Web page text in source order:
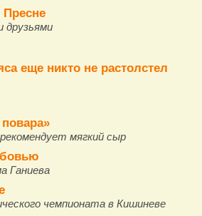
Пресне
друзьями
еще никто не растолстел
мягкий сыр
Ганиева
чемпионата в Кишиневе